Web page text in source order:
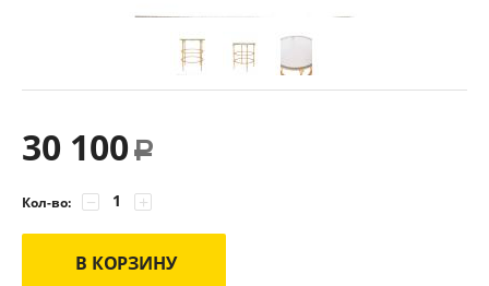
30 100 Р
Кол-во: +
−
В КОРЗИНУ